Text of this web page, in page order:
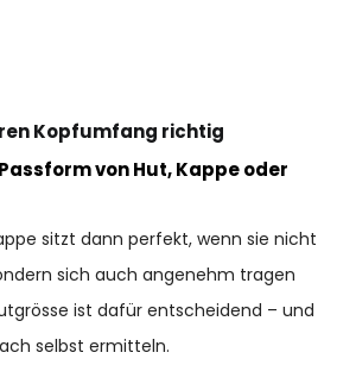
Kopfumfang richtig
von Hut, Kappe oder
sitzt dann perfekt, wenn sie nicht
sich auch angenehm tragen
ist dafür entscheidend – und
selbst ermitteln.